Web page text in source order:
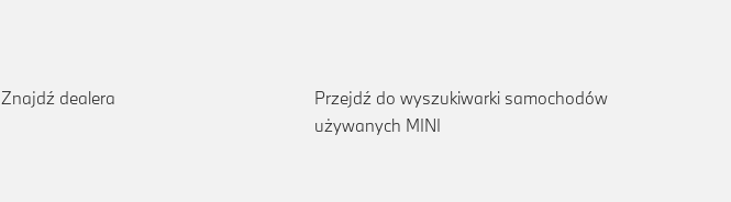
Znajdź dealera
Przejdź do wyszukiwarki samochodów
używanych MINI